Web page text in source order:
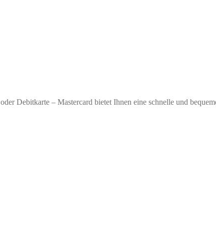
Debitkarte – Mastercard bietet Ihnen eine schnelle und